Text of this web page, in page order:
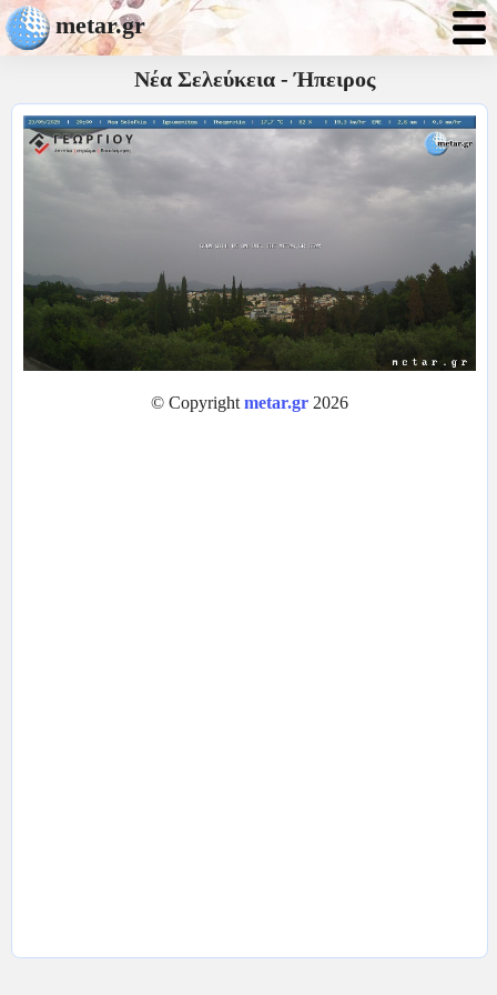
metar.gr
Νέα Σελεύκεια - Ήπειρος
© Copyright metar.gr 2026